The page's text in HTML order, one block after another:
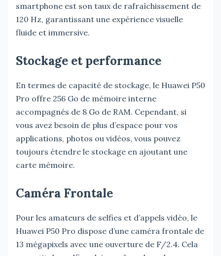
smartphone est son taux de rafraîchissement de
120 Hz, garantissant une expérience visuelle
fluide et immersive.
Stockage et performance
En termes de capacité de stockage, le Huawei P50
Pro offre 256 Go de mémoire interne
accompagnés de 8 Go de RAM. Cependant, si
vous avez besoin de plus d’espace pour vos
applications, photos ou vidéos, vous pouvez
toujours étendre le stockage en ajoutant une
carte mémoire.
Caméra Frontale
Pour les amateurs de selfies et d’appels vidéo, le
Huawei P50 Pro dispose d’une caméra frontale de
13 mégapixels avec une ouverture de F/2.4. Cela